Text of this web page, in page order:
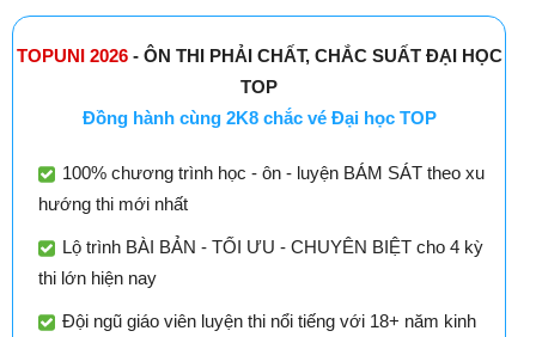
TOPUNI 2026- ÔN THI PHẢI CHẤT, CHẮC SUẤT ĐẠI HỌC
TOP
Đồng hành cùng 2K8 chắc vé Đại học TOP
100% chương trình học - ôn - luyện BÁM SÁT theo xu
hướng thi mới nhất
Lộ trình BÀI BẢN - TỐI ƯU - CHUYÊN BIỆT cho 4 kỳ
thi lớn hiện nay
Đội ngũ giáo viên luyện thi nổi tiếng với 18+ năm kinh